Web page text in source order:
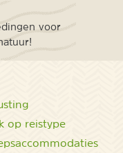
voor
op reistype